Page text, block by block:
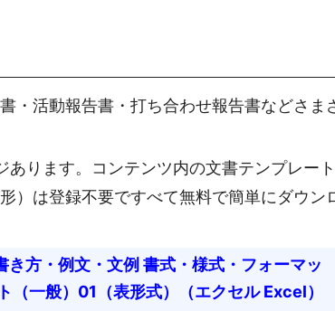
・活動報告書・打ち合わせ報告書などさま
ります。コンテンツ内の文書テンプレート
）は登録不要ですべて無料で簡単にダウン
方・例文・文例 書式・様式・フォーマッ
（一般）01（表形式）（エクセル Excel）